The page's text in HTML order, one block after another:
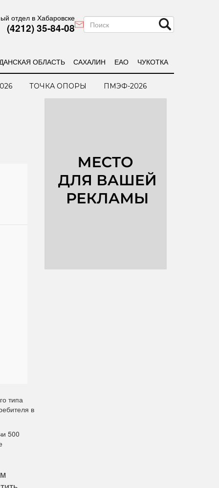
отдел в Хабаровске
(4212) 35-84-08
ОБЛАСТЬ САХАЛИН ЕАО ЧУКОТКА
ТОЧКА ОПОРЫ ПМЭФ-2026
типа
в
500